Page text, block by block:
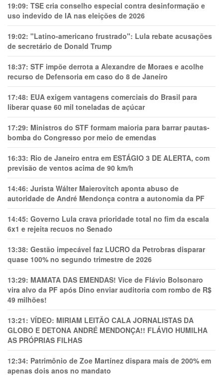
19:09: TSE cria conselho especial contra desinformação e
uso indevido de IA nas eleições de 2026
19:02: "Latino-americano frustrado": Lula rebate acusações
de secretário de Donald Trump
18:37: STF impõe derrota a Alexandre de Moraes e acolhe
recurso de Defensoria em caso do 8 de Janeiro
17:48: EUA exigem vantagens comerciais do Brasil para
liberar quase 60 mil toneladas de açúcar
17:29: Ministros do STF formam maioria para barrar pautas-
bomba do Congresso por meio de emendas
16:33: Rio de Janeiro entra em ESTÁGIO 3 DE ALERTA, com
previsão de ventos acima de 90 km/h
14:46: Jurista Wálter Maierovitch aponta abuso de
autoridade de André Mendonça contra a autonomia da PF
14:45: Governo Lula crava prioridade total no fim da escala
6x1 e rejeita recuos no Senado
13:38: Gestão impecável faz LUCRO da Petrobras disparar
quase 100% no segundo trimestre de 2026
13:29: MAMATA DAS EMENDAS! Vice de Flávio Bolsonaro
vira alvo da PF após Dino enviar auditoria com rombo de R$
49 milhões!
13:21: VÍDEO: MIRIAM LEITÃO CALA JORNALISTAS DA
GLOBO E DETONA ANDRÉ MENDONÇA!! FLÁVIO HUMILHA
AS PRÓPRIAS FILHAS
12:34: Patrimônio de Zoe Martínez dispara mais de 200% em
apenas dois anos no mandato